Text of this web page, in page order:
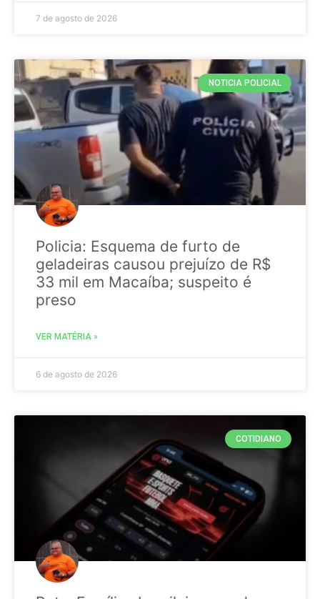
7 de agosto de 2026
NOTICIA POLICIAL
Policia: Esquema de furto de
geladeiras causou prejuízo de R$
33 mil em Macaíba; suspeito é
preso
VER MATÉRIA »
6 de agosto de 2026
COTIDIANO